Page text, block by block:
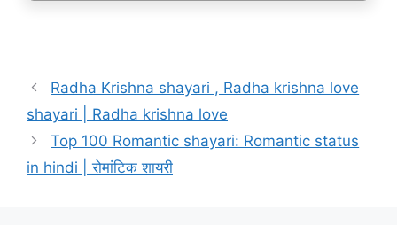
Radha Krishna shayari , Radha krishna love
shayari | Radha krishna love
Top 100 Romantic shayari: Romantic status
in hindi | रोमांटिक शायरी